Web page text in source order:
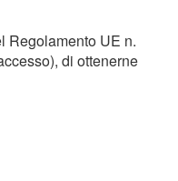
Regolamento UE n.
di ottenerne